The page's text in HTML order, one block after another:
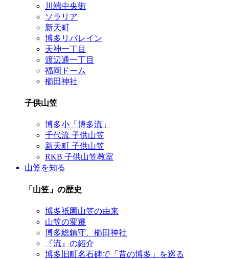
川端中央街
ソラリア
新天町
博多リバレイン
天神一丁目
渡辺通一丁目
福岡ドーム
櫛田神社
子供山笠
博多小「博多流」
千代流 子供山笠
新天町 子供山笠
RKB 子供山笠教室
山笠を知る
「山笠」の歴史
博多祇園山笠の由来
山笠の変遷
博多総鎮守、櫛田神社
『流』の紹介
博多旧町名石碑で「昔の博多」を巡る